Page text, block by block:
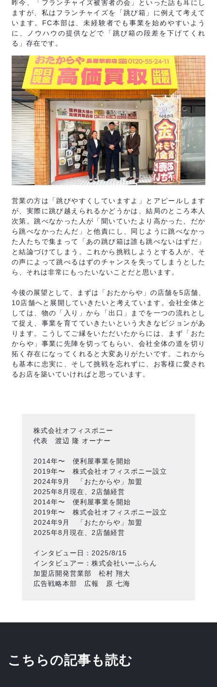
昨今、「フランチャイズ被害者の会」といった話も耳にし
ますが、私はフランチャイズを「跳び箱」に例えて考えて
います。FC本部は、未経験者でも事業を始めやすいよう
に、ノウハウの提供などで「跳び箱の段差を下げてくれ
る」存在です。
営業の方は「跳びやすくしていますよ」とアピールします
が、実際に跳び越えられるかどうかは、結局のところ本人
次第。跳べなかった人が「聞いていたより高かった、だか
ら跳べなかったんだ」と他責にし、同じように跳べなかっ
た人たちで集まって「あの跳び箱は誰も跳べないはずだ」
と結論づけてしまう。これから挑戦しようとする人が、そ
の声によって跳べるはずのチャンスを失ってしまうとした
ら、それは非常にもったいないことだと思います。
今後の展望として、まずは「おたからや」の店舗を5店舗、
10店舗へと展開していきたいと考えています。会社全体と
しては、物の「入り」から「出口」までを一つの流れとし
て捉え、事業を育てていきたいという大きなビジョンがあ
ります。こうしてご縁をいただいたからには、まず「おた
からや」事業に先陣を切ってもらい、会社全体の道を切り
拓く存在になってくれると大変ありがたいです。これから
も基本に忠実に、そして挑戦を忘れずに、お客様に愛され
るお店を築いていければと思っています。
株式会社オフィスポニー
代表 渡辺 隆 オーナー
2014年〜 便利屋事業を開始
2019年〜 株式会社オフィスポニー設立
2024年9月 「おたからや」加盟
2025年8月現在、2店舗経営
2014年〜 便利屋事業を開始
2019年〜 株式会社オフィスポニー設立
2024年9月 「おたからや」加盟
2025年8月現在、2店舗経営
インタビュー日：2025/8/15
インタビュアー：株式会社いーふらん
加盟店開発営業部 松村 翔大
広告戦略本部 広報 原 七海
こちらの記事も読む